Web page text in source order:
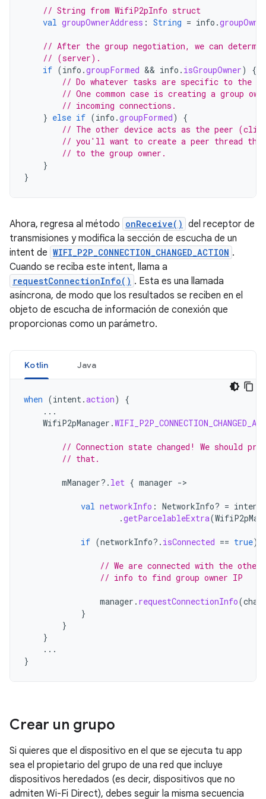
// String from WifiP2pInfo struct
val groupOwnerAddress : String = info .
// After the group negotiation, we can
// (server).
if (info .groupFormed && info . isGroupOwner)
{
// Do whatever tasks are specific to the
// One common case is creating a group
// incoming connections.
} else if (info .groupFormed)
{
// The other device acts as the peer
// you'll want to create a peer thread that
// to the group owner.
}
}
Ahora, regresa al método onReceive() del receptor de
transmisiones y modifica la sección de escucha de un
intent de WIFI_P2P_CONNECTION_CHANGED_ACTION .
Cuando se reciba este intent, llama a
requestConnectionInfo() . Esta es una llamada
asíncrona, de modo que los resultados se reciben en el
objeto de escucha de información de conexión que
proporcionas como un parámetro.
Kotlin Java
when (intent.action)
{
...
WifiP2pManager .
// Connection state changed! We should
// that.
mManager?. let { manager ->
val networkInfo : NetworkInfo? = intent
.getParcelableExtra(
if (networkInfo?. isConnected == true)
// We are connected with the
// info to find group owner IP
manager . requestConnectionInfo(
}
}
}
...
}
Crear un grupo
Si quieres que el dispositivo en el que se ejecuta tu app
sea el propietario del grupo de una red que incluye
dispositivos heredados (es decir, dispositivos que no
admiten Wi-Fi Direct), debes seguir la misma secuencia